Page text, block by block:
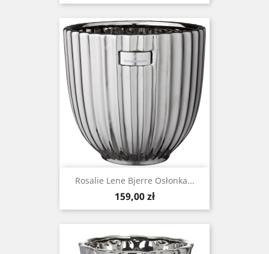
Rosalie Lene Bjerre Osłonka...
Cena
159,00 zł